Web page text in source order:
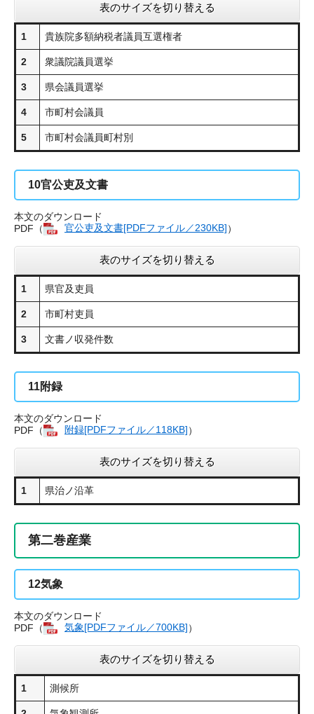
表のサイズを切り替える
1 貴族院多額納税者議員互選権者
2 衆議院議員選挙
3 県会議員選挙
4 市町村会議員
5 市町村会議員町村別
10官公吏及文書
本文のダウンロード
PDF（
官公吏及文書[PDFファイル／230KB]）
表のサイズを切り替える
1 県官及吏員
2 市町村吏員
3 文書ノ収発件数
11附録
本文のダウンロード
PDF（
附録[PDFファイル／118KB]）
表のサイズを切り替える
1 県治ノ沿革
第二巻産業
12気象
本文のダウンロード
PDF（
気象[PDFファイル／700KB]）
表のサイズを切り替える
1 測候所